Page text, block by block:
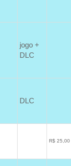
jogo +
DLC
DLC
R$